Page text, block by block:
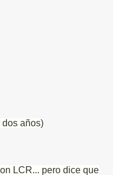
dos años)
LCR... pero dice que